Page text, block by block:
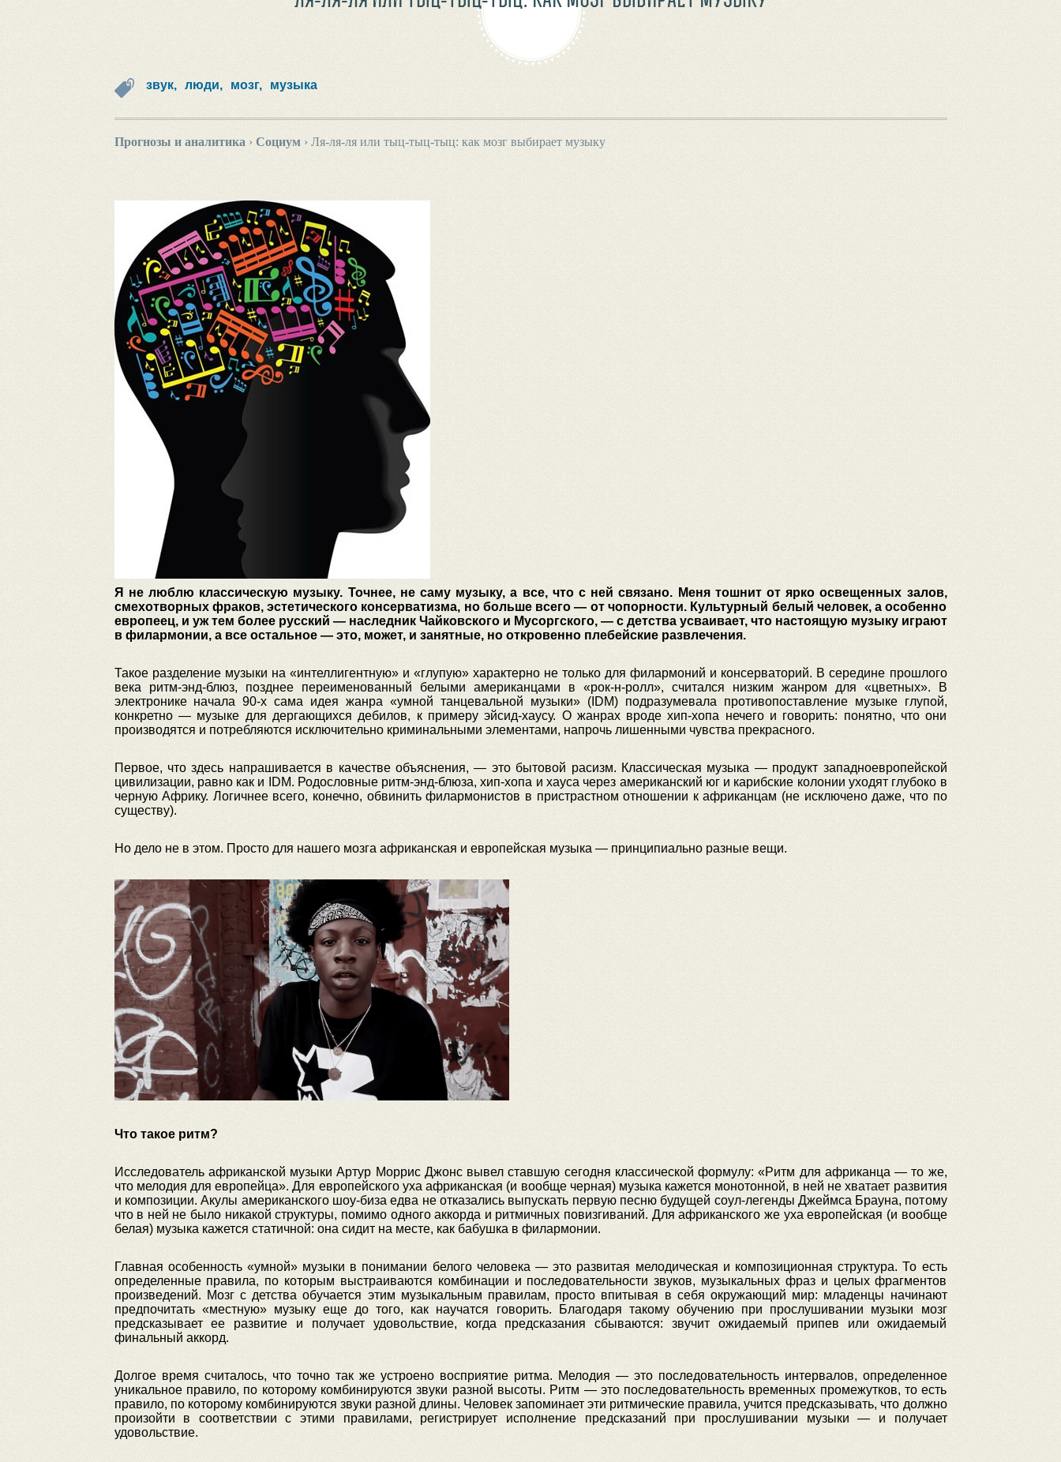
звук, люди, мозг, музыка
Прогнозы и аналитика › Социум› Ля-ля-ля или тыц-тыц-тыц: как мозг выбирает музыку
Я не люблю классическую музыку. Точнее, не саму музыку, а все, что с ней связано. Меня тошнит от ярко освещенных залов,
смехотворных фраков, эстетического консерватизма, но больше всего — от чопорности. Культурный белый человек, а особенно
европеец, и уж тем более русский — наследник Чайковского и Мусоргского, — с детства усваивает, что настоящую музыку играют
в филармонии, а все остальное — это, может, и занятные, но откровенно плебейские развлечения.
Такое разделение музыки на «интеллигентную» и «глупую» характерно не только для филармоний и консерваторий. В середине прошлого
века ритм-энд-блюз, позднее переименованный белыми американцами в «рок-н-ролл», считался низким жанром для «цветных». В
электронике начала 90-х сама идея жанра «умной танцевальной музыки» (IDM) подразумевала противопоставление музыке глупой,
конкретно — музыке для дергающихся дебилов, к примеру эйсид-хаусу. О жанрах вроде хип-хопа нечего и говорить: понятно, что они
производятся и потребляются исключительно криминальными элементами, напрочь лишенными чувства прекрасного.
Первое, что здесь напрашивается в качестве объяснения, — это бытовой расизм. Классическая музыка — продукт западноевропейской
цивилизации, равно как и IDM. Родословные ритм-энд-блюза, хип-хопа и хауса через американский юг и карибские колонии уходят глубоко в
черную Африку. Логичнее всего, конечно, обвинить филармонистов в пристрастном отношении к африканцам (не исключено даже, что по
существу).
Но дело не в этом. Просто для нашего мозга африканская и европейская музыка — принципиально разные вещи.
Что такое ритм?
Исследователь африканской музыки Артур Моррис Джонс вывел ставшую сегодня классической формулу: «Ритм для африканца — то же,
что мелодия для европейца». Для европейского уха африканская (и вообще черная) музыка кажется монотонной, в ней не хватает развития
и композиции. Акулы американского шоу-биза едва не отказались выпускать первую песню будущей соул-легенды Джеймса Брауна, потому
что в ней не было никакой структуры, помимо одного аккорда и ритмичных повизгиваний. Для африканского же уха европейская (и вообще
белая) музыка кажется статичной: она сидит на месте, как бабушка в филармонии.
Главная особенность «умной» музыки в понимании белого человека — это развитая мелодическая и композиционная структура. То есть
определенные правила, по которым выстраиваются комбинации и последовательности звуков, музыкальных фраз и целых фрагментов
произведений. Мозг с детства обучается этим музыкальным правилам, просто впитывая в себя окружающий мир: младенцы начинают
предпочитать «местную» музыку еще до того, как научатся говорить. Благодаря такому обучению при прослушивании музыки мозг
предсказывает ее развитие и получает удовольствие, когда предсказания сбываются: звучит ожидаемый припев или ожидаемый
финальный аккорд.
Долгое время считалось, что точно так же устроено восприятие ритма. Мелодия — это последовательность интервалов, определенное
уникальное правило, по которому комбинируются звуки разной высоты. Ритм — это последовательность временных промежутков, то есть
правило, по которому комбинируются звуки разной длины. Человек запоминает эти ритмические правила, учится предсказывать, что должно
произойти в соответствии с этими правилами, регистрирует исполнение предсказаний при прослушивании музыки — и получает
удовольствие.